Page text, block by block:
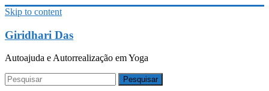
Skip to content
Giridhari Das
Autoajuda e Autorrealização em Yoga